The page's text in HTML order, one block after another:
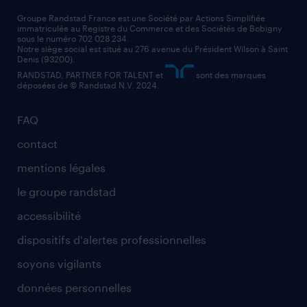
assistant administratif
comptable
nos cabinets de recrutement
FAQ
contact
mentions légales
le groupe randstad
accessibilité
dispositifs d'alertes professionnelles
soyons vigilants
données personnelles
Groupe Randstad France est une Société par Actions Simplifiée
immatriculée au Registre du Commerce et des Sociétés de Bobigny
sous le numéro 702 028 234.
Notre siège social est situé au 276 avenue du Président Wilson à Saint
Denis (93200).
RANDSTAD, PARTNER FOR TALENT et
sont des marques
déposées de © Randstad N.V. 2024.